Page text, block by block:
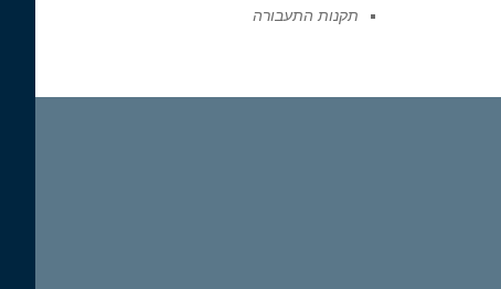
תקנות התעבורה